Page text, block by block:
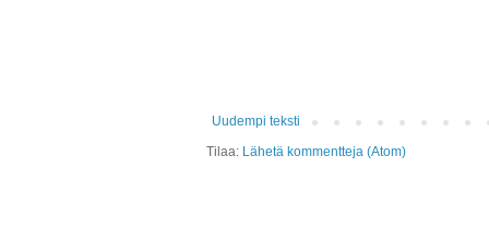
Uudempi teksti
Tilaa: Lähetä kommentteja (Atom)